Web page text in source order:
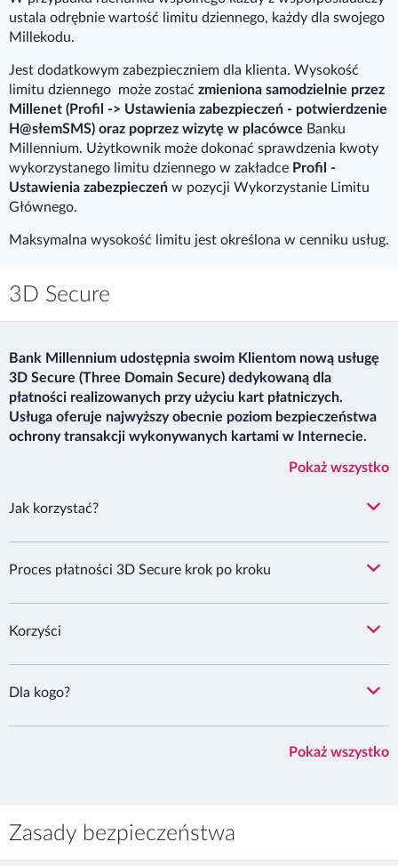
ustala odrębnie wartość limitu dziennego, każdy dla swojego
Millekodu.
Jest dodatkowym zabezpieczniem dla klienta. Wysokość
limitu dziennego może zostać zmieniona samodzielnie przez
Millenet (Profil -> Ustawienia zabezpieczeń - potwierdzenie
H@słemSMS) oraz poprzez wizytę w placówce Banku
Millennium. Użytkownik może dokonać sprawdzenia kwoty
wykorzystanego limitu dziennego w zakładce Profil -
Ustawienia zabezpieczeń w pozycji Wykorzystanie Limitu
Głównego.
Maksymalna wysokość limitu jest określona w cenniku usług.
3D Secure
Bank Millennium udostępnia swoim Klientom nową usługę
3D Secure (Three Domain Secure) dedykowaną dla
płatności realizowanych przy użyciu kart płatniczych.
Usługa oferuje najwyższy obecnie poziom bezpieczeństwa
ochrony transakcji wykonywanych kartami w Internecie.
Pokaż wszystko
Jak korzystać?
Proces płatności 3D Secure krok po kroku
Korzyści
Dla kogo?
Pokaż wszystko
Zasady bezpieczeństwa